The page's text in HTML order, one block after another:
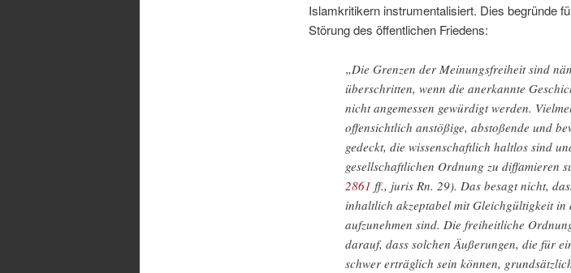
Islamkritikern instrumentalisiert. Dies begründe
Störung des öffentlichen Friedens:
„Die Grenzen der Meinungsfreiheit sind
überschritten, wenn die anerkannte
nicht angemessen gewürdigt werden.
offensichtlich anstößige, abstoßende und
gedeckt, die wissenschaftlich haltlos sind
gesellschaftlichen Ordnung zu diffamieren
2861 ff., juris Rn. 29). Das besagt nicht,
inhaltlich akzeptabel mit Gleichgültigkeit in
aufzunehmen sind. Die freiheitliche
darauf, dass solchen Äußerungen, die für
schwer erträglich sein können,